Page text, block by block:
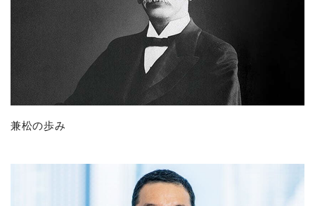
兼松の歩み